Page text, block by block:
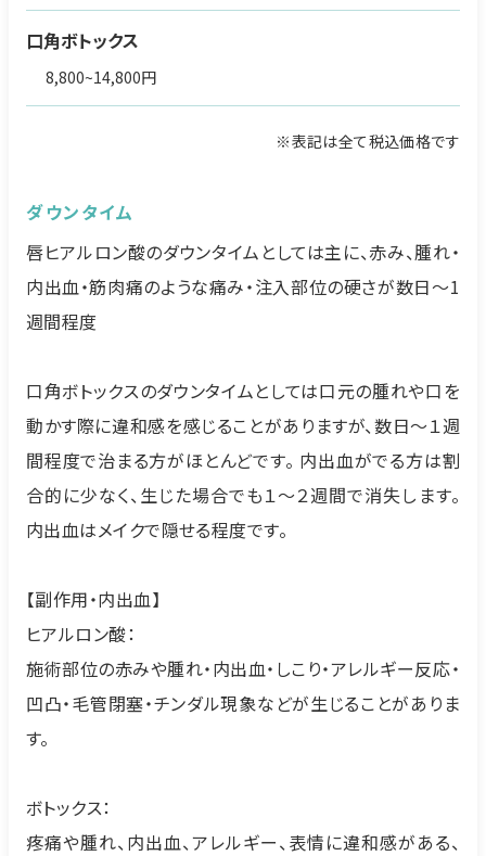
口角ボトックス
8,800~14,800円
※表記は全て税込価格です
ダウンタイム
唇ヒアルロン酸のダウンタイムとしては主に、赤み、腫れ・
内出血・筋肉痛のような痛み・注入部位の硬さが数日～1
週間程度
口角ボトックスのダウンタイムとしては口元の腫れや口を
動かす際に違和感を感じることがありますが、数日～１週
間程度で治まる方がほとんどです。 内出血がでる方は割
合的に少なく、生じた場合でも１～２週間で消失します。
内出血はメイクで隠せる程度です。
【副作用・内出血】
ヒアルロン酸：
施術部位の赤みや腫れ・内出血・しこり・アレルギー反応・
凹凸・毛管閉塞・チンダル現象などが生じることがありま
す。
ボトックス：
疼痛や腫れ、内出血、アレルギー、表情に違和感がある、